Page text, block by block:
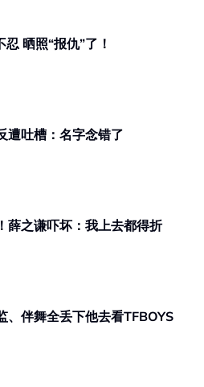
晒照“报仇”了！
遭吐槽：名字念错了
薛之谦吓坏：我上去都得折
、伴舞全丢下他去看TFBOYS